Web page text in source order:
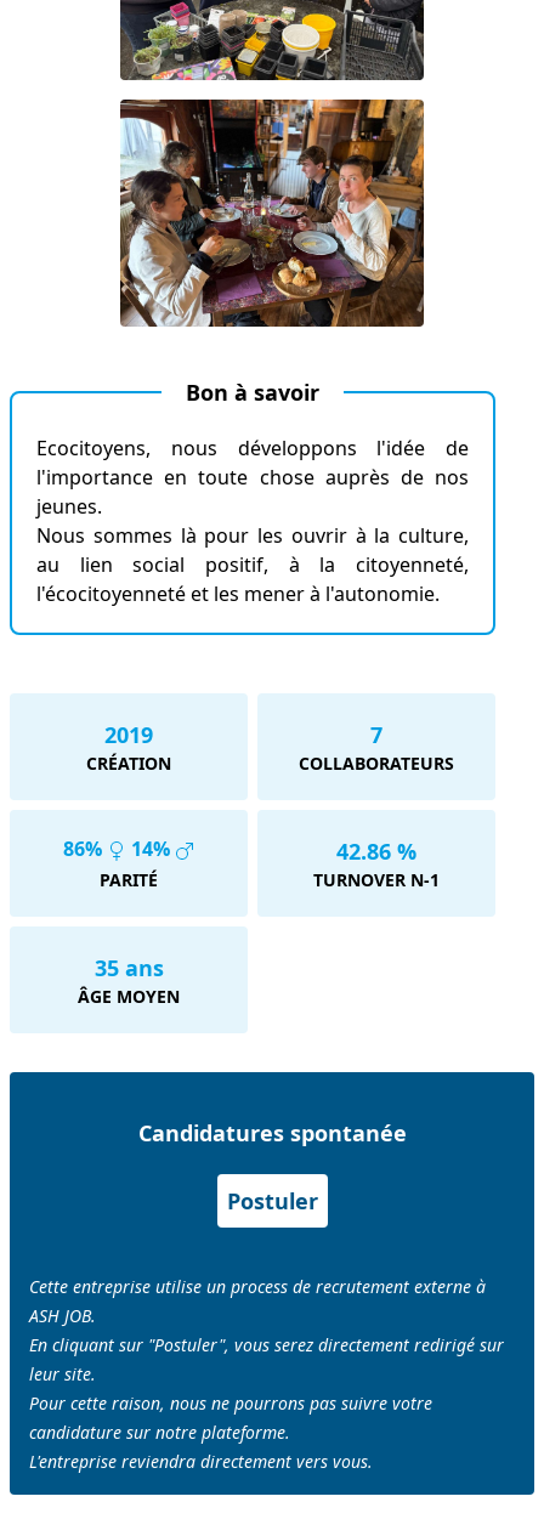
Bon à savoir
Ecocitoyens, nous développons l'idée de
l'importance en toute chose auprès de nos
jeunes.
Nous sommes là pour les ouvrir à la culture,
au lien social positif, à la citoyenneté,
l'écocitoyenneté et les mener à l'autonomie.
2019
CRÉATION
7
COLLABORATEURS
86% 14%
PARITÉ
42.86 %
TURNOVER N-1
35 ans
ÂGE MOYEN
Candidatures spontanée
Postuler
Cette entreprise utilise un process de recrutement externe à
ASH JOB.
En cliquant sur "Postuler", vous serez directement redirigé sur
leur site.
Pour cette raison, nous ne pourrons pas suivre votre
candidature sur notre plateforme.
L'entreprise reviendra directement vers vous.